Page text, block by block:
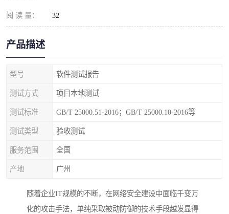
阅 读 量： 32
产品描述
型号 软件测试报告
测试方式 项目本地测试
测试标准 GB/T 25000.51-2016；GB/T 25000.10-2016等
测试类型 验收测试
服务范围 全国
产地 广州
随着企业IT规模的不断，在网络安全建设中面临千变万
化的攻击手法，单纯采取被动防御的技术手段越发显得